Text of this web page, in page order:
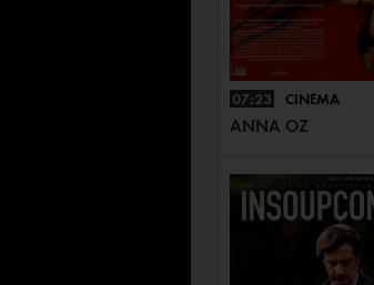
07:23 CINÉMA
ANNA OZ